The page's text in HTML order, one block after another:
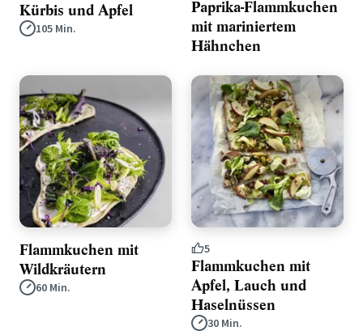
Kürbis und Apfel
105 Min.
Paprika-Flammkuchen
mit mariniertem
Hähnchen
Flammkuchen mit
Wildkräutern
60 Min.
5
Flammkuchen mit
Apfel, Lauch und
Haselnüssen
30 Min.